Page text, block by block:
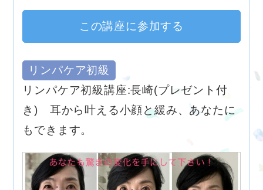
この講座に参加する
リンパケア初級
リンパケア初級講座:長崎(プレゼント付
き) 耳から叶える小顔と緩み、あなたに
もできます。